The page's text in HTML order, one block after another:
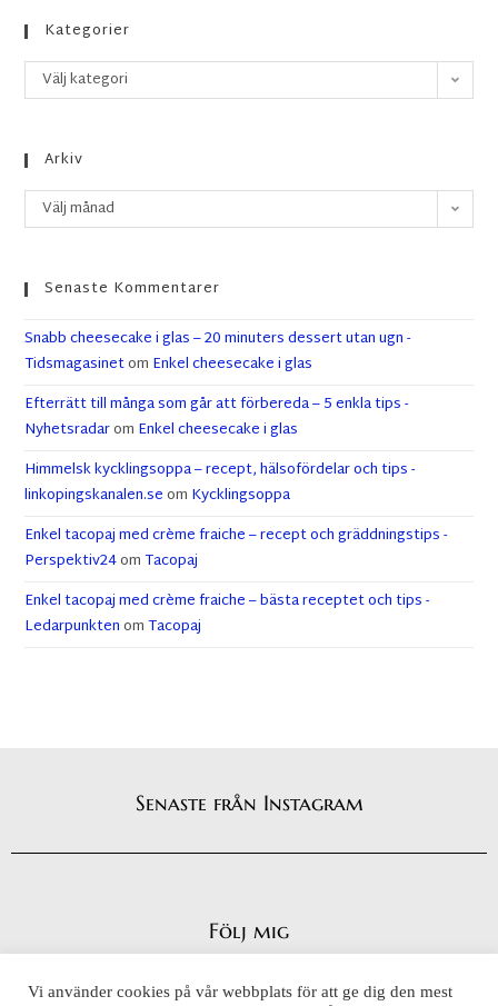
Kategorier
Välj kategori
Arkiv
Välj månad
Senaste Kommentarer
Snabb cheesecake i glas – 20 minuters dessert utan ugn -
Tidsmagasinetom Enkel cheesecake i glas
Efterrätt till många som går att förbereda – 5 enkla tips -
Nyhetsradarom Enkel cheesecake i glas
Himmelsk kycklingsoppa – recept, hälsofördelar och tips -
linkopingskanalen.seom Kycklingsoppa
Enkel tacopaj med crème fraiche – recept och gräddningstips -
Perspektiv24omTacopaj
Enkel tacopaj med crème fraiche – bästa receptet och tips -
LedarpunktenomTacopaj
Senaste från Instagram
Följ mig
Vi använder cookies på vår webbplats för att ge dig den mest